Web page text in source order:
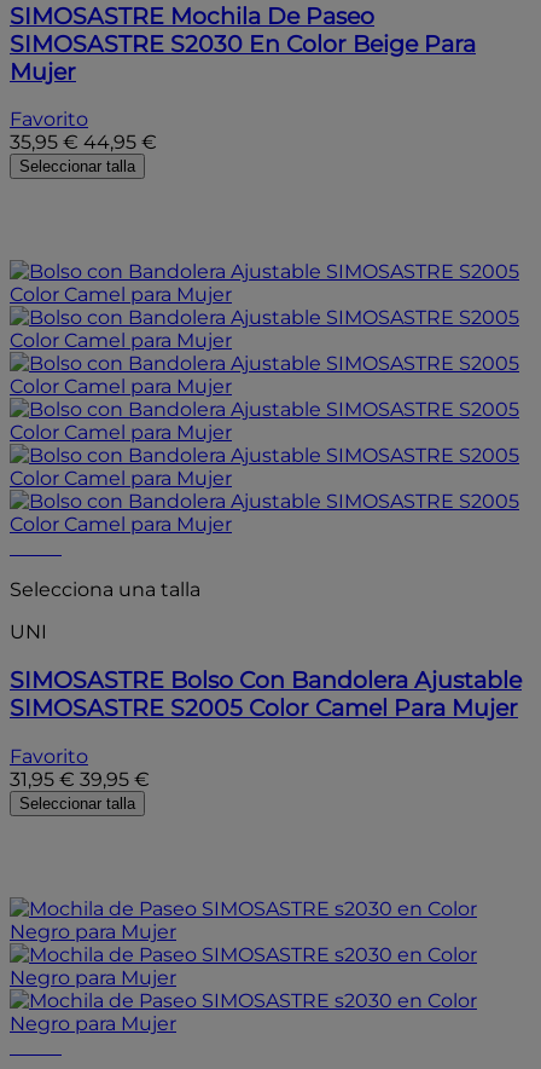
SIMOSASTRE Mochila De Paseo
SIMOSASTRE S2030 En Color Beige Para
Mujer
Favorito
35,95 € 44,95 €
Seleccionar talla
Selecciona una talla
UNI
SIMOSASTRE Bolso Con Bandolera Ajustable
SIMOSASTRE S2005 Color Camel Para Mujer
Favorito
31,95 € 39,95 €
Seleccionar talla